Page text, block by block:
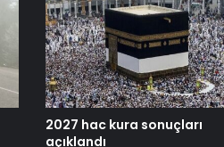
2027 hac kura sonuçları
açıklandı